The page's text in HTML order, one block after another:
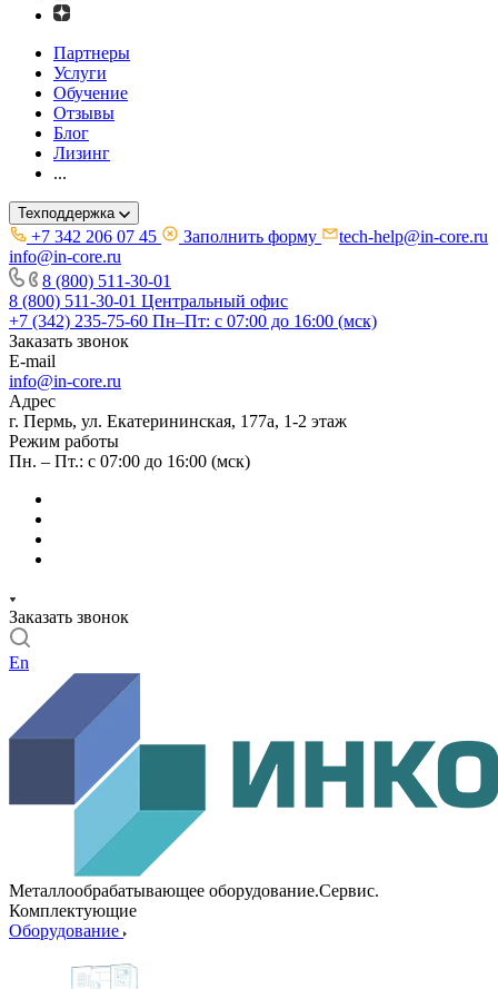
Партнеры
Услуги
Обучение
Отзывы
Блог
Лизинг
...
Техподдержка
+7 342 206 07 45 Заполнить форму
tech-help@in-core.ru
info@in-core.ru
8 (800) 511-30-01
8 (800) 511-30-01 Центральный офис
+7 (342) 235-75-60 Пн–Пт: с 07:00 до 16:00 (мск)
Заказать звонок
E-mail
info@in-core.ru
Адрес
г. Пермь, ул. ​Екатерининская, 177а, ​1-2 этаж
Режим работы
Пн. – Пт.: с 07:00 до 16:00 (мск)
Заказать звонок
En
Металлообрабатывающее оборудование.Сервис.
Комплектующие
Оборудование